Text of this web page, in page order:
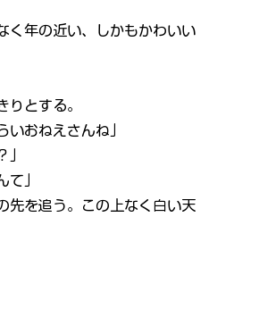
く年の近い、しかもかわいい
りとする。
おねえさんね」
」
て」
先を追う。この上なく白い天